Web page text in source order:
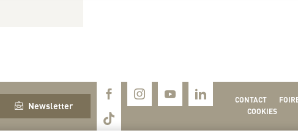
Newsletter
CONTACT
COOKIES